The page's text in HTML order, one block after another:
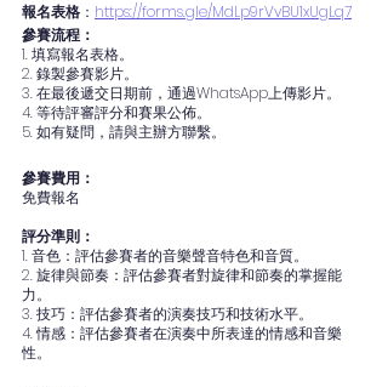
報名表格 ： https://forms.gle/MdLp9rVvBU1xUgLq7
參賽流程：
1. 填寫報名表格。
2. 錄製參賽影片。
3. 在最後遞交日期前，通過WhatsApp上傳影片。
4. 等待評審評分和賽果公佈。
5. 如有疑問，請與主辦方聯繫。
參賽費用：
免費報名
評分準則：
1. 音色：評估參賽者的音樂聲音特色和音質。
2. 旋律與節奏：評估參賽者對旋律和節奏的掌握能
力。
3. 技巧：評估參賽者的演奏技巧和技術水平。
4. 情感：評估參賽者在演奏中所表達的情感和音樂
性。